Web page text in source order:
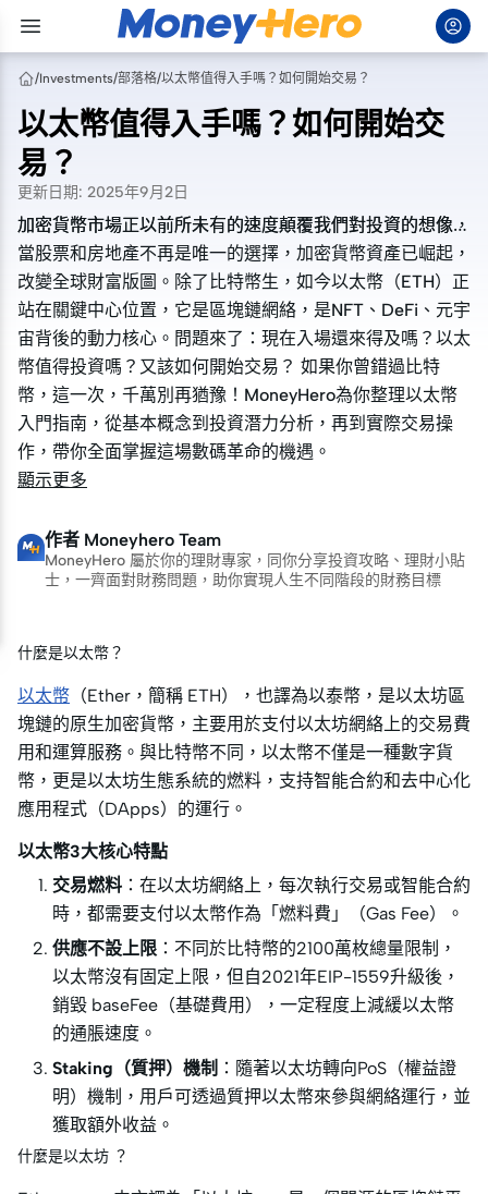
/Investments/部落格/以太幣值得入手嗎？如何開始交易？
以太幣值得入手嗎？如何開始交
易？
更新日期: 2025年9月2日
加密貨幣市場正以前所未有的速度顛覆我們對投資的想像，
當股票和房地產不再是唯一的選擇，加密貨幣資產已崛起，
改變全球財富版圖。除了比特幣生，如今以太幣（ETH）正
站在關鍵中心位置，它是區塊鏈網絡，是NFT、DeFi、元宇
宙背後的動力核心。問題來了：現在入場還來得及嗎？以太
幣值得投資嗎？又該如何開始交易？ 如果你曾錯過比特
幣，這一次，千萬別再猶豫！MoneyHero為你整理以太幣
入門指南，從基本概念到投資潛力分析，再到實際交易操
作，帶你全面掌握這場數碼革命的機遇。
加密貨幣市場正以前所未有的速度顛覆我們對投資的想像，
當股票和房地產不再是唯一的選擇，加密貨幣資產已崛起，
改變全球財富版圖。除了比特幣生，如今以太幣（ETH）正
站在關鍵中心位置，它是區塊鏈網絡，是NFT、DeFi、元宇
宙背後的動力核心。問題來了：現在入場還來得及嗎？以太
幣值得投資嗎？又該如何開始交易？ 如果你曾錯過比特
幣，這一次，千萬別再猶豫！MoneyHero為你整理以太幣
入門指南，從基本概念到投資潛力分析，再到實際交易操
作，帶你全面掌握這場數碼革命的機遇。
顯示更多
作者 Moneyhero Team
MoneyHero 屬於你的理財專家，同你分享投資攻略、理財小貼
士，一齊面對財務問題，助你實現人生不同階段的財務目標
什麼是以太幣？
以太幣 （Ether，簡稱 ETH），也譯為以泰幣，是以太坊區
塊鏈的原生加密貨幣，主要用於支付以太坊網絡上的交易費
用和運算服務。與比特幣不同，以太幣不僅是一種數字貨
幣，更是以太坊生態系統的燃料，支持智能合約和去中心化
應用程式（DApps）的運行。
以太幣3大核心特點
交易燃料 ：在以太坊網絡上，每次執行交易或智能合約
時，都需要支付以太幣作為「燃料費」（Gas Fee）。
供應不設上限 ：不同於比特幣的2100萬枚總量限制，
以太幣沒有固定上限，但自2021年EIP-1559升級後，
銷毀 baseFee（基礎費用），一定程度上減緩以太幣
的通脹速度。
Staking（質押）機制 ：隨著以太坊轉向PoS（權益證
明）機制，用戶可透過質押以太幣來參與網絡運行，並
獲取額外收益。
什麼是以太坊 ？